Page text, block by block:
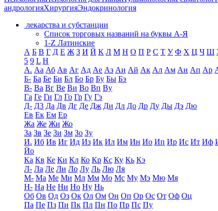
андрологияХирургияЭндокринология
лекарства и субстанции
Список торговых названий на буквы А-Я
1-Z Латинские
А Б В Г Д Е Ж З И Й К Л М Н О П Р С Т У Ф Х Ц Ч Ш
5 9 L H
А. Аа Аб Ав Аг Ад Ае Аз Аи Ай Ак Ал Ам Ан Ап Ар
Б- Ба Бе Би Бл Бо Бр Бу Бы Бэ
В- Ва Вг Ве Ви Во Вп Ву
Га Ге Ги Гл Го Гр Гу Гэ
Д- Д3 Да Дв Дг Де Дж Ди Дл До Др Ду Ды Дэ Дю
Ев Ек Ем Ер
Жа Же Жи Жо
За Зв Зе Зи Зм Зо Зу
И. Иб Ив Иг Ид Из Ик Ил Им Ин Ио Ип Ир Ис Ит Иф
Йо
Ка Кв Ке Ки Кл Ко Кр Кс Ку Кь Кэ
Л- Ла Ле Ли Ло Лу Ль Лю Ля
М- Ма Ме Ми Мл Мм Мо Мс Му Мэ Мю Мя
Н- На Не Ни Но Ну Нь
Об Ов Од Оз Ок Ол Ом Он Оп Ор Ос От Оф Оц
Па Пе Пз Пи Пк Пл Пн По Пр Пс Пу